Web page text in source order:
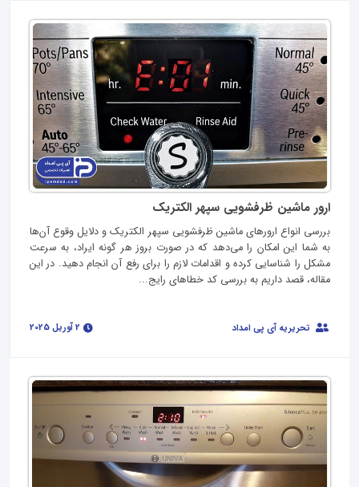
ارور ماشین ظرفشویی سپهر الکتریک
بررسی انواع ارورهای ماشین ظرفشویی سپهر الکتریک و دلایل وقوع آن‌ها
به شما این امکان را می‌دهد که در صورت بروز هر گونه ایراد، به سرعت
مشکل را شناسایی کرده و اقدامات لازم را برای رفع آن انجام دهید. در این
مقاله، قصد داریم به بررسی کد خطاهای رایج...
تحریریه آی پی امداد